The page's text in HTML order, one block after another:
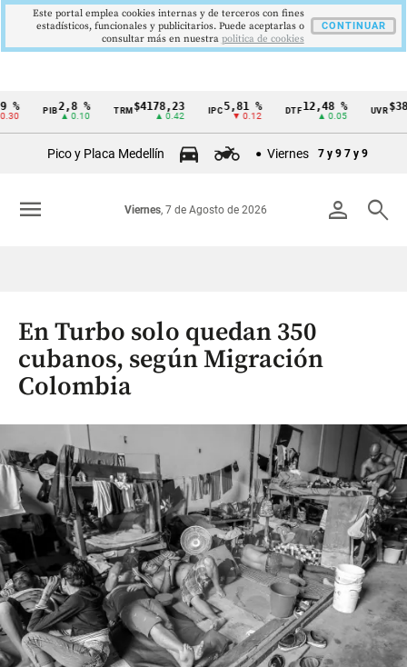
Cintillo
Colombia
PIB 2,8 %
▲ 0.10
TRM $4178,23
▲ 0.42
IPC 5,81 %
▼ 0.12
DTF 12,48 %
▲ 0.05
UVR
▲
Pico y Placa Medellín Viernes 7 y 9 7 y 9
person search
Viernes, 7 de Agosto de 2026
menu
En Turbo solo quedan 350
cubanos, según Migración
Colombia
Este portal emplea cookies internas y de terceros con fines
estadísticos, funcionales y publicitarios. Puede aceptarlas o
consultar más en nuestra politica de cookies
CONTINUAR